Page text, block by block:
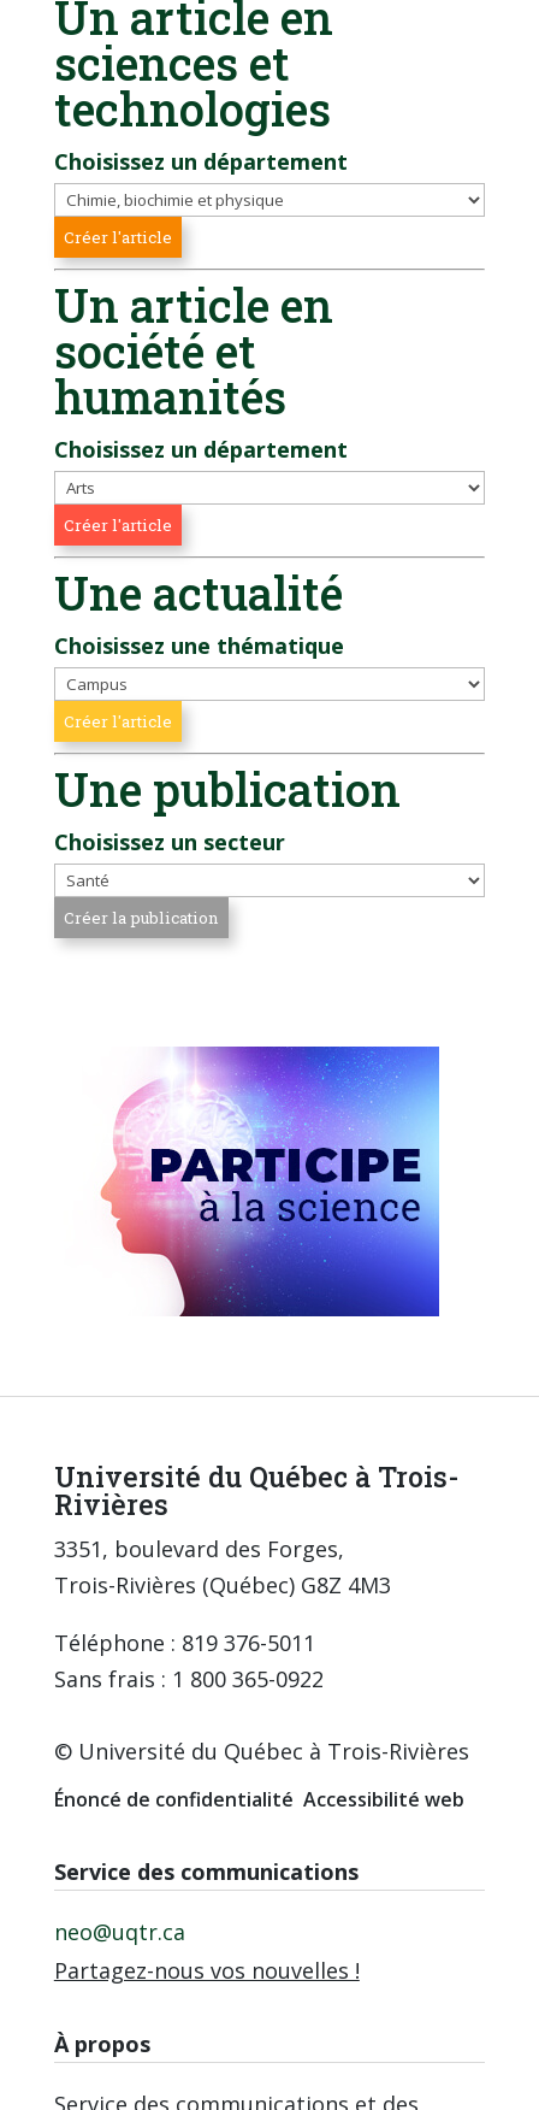
Un article en
sciences et
technologies
Choisissez un département
Un article en
société et
humanités
Choisissez un département
Une actualité
Choisissez une thématique
Une publication
Choisissez un secteur
Université du Québec à Trois-
Rivières
3351, boulevard des Forges,
Trois-Rivières (Québec) G8Z 4M3
Téléphone : 819 376-5011
Sans frais : 1 800 365-0922
© Université du Québec à Trois-Rivières
Énoncé de confidentialité Accessibilité web
Service des communications
neo@uqtr.ca
Partagez-nous vos nouvelles !
À propos
Service des communications et des